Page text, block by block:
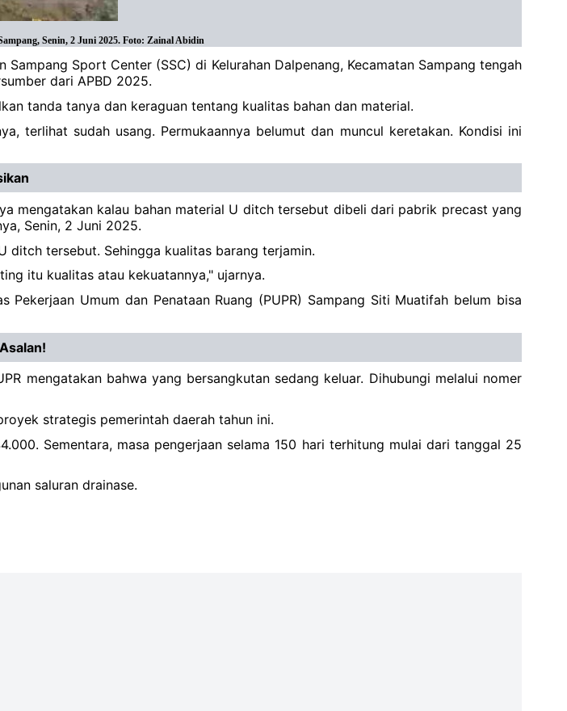
Senin, 2 Juni 2025. Foto: Zainal Abidin
Sport Center (SSC) di Kelurahan Dalpenang, Kecamatan Sampang tengah
dari APBD 2025.
tanda tanya dan keraguan tentang kualitas bahan dan material.
terlihat sudah usang. Permukaannya belumut dan muncul keretakan. Kondisi ini
mengatakan kalau bahan material U ditch tersebut dibeli dari pabrik precast yang
Senin, 2 Juni 2025.
ditch tersebut. Sehingga kualitas barang terjamin.
itu kualitas atau kekuatannya," ujarnya.
Umum dan Penataan Ruang (PUPR) Sampang Siti Muatifah belum bisa
mengatakan bahwa yang bersangkutan sedang keluar. Dihubungi melalui nomer
strategis pemerintah daerah tahun ini.
Sementara, masa pengerjaan selama 150 hari terhitung mulai dari tanggal 25
saluran drainase.